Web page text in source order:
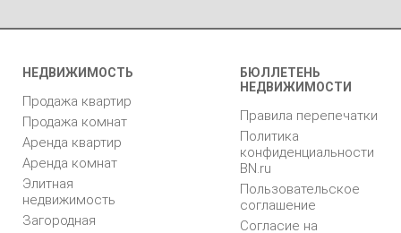
НЕДВИЖИМОСТЬ
Продажа квартир
Продажа комнат
Аренда квартир
Аренда комнат
Элитная
недвижимость
Загородная
БЮЛЛЕТЕНЬ
НЕДВИЖИМОСТИ
Правила перепечатки
Политика
конфиденциальности
BN.ru
Пользовательское
соглашение
Согласие на